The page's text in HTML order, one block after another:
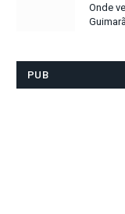
Onde
PUB